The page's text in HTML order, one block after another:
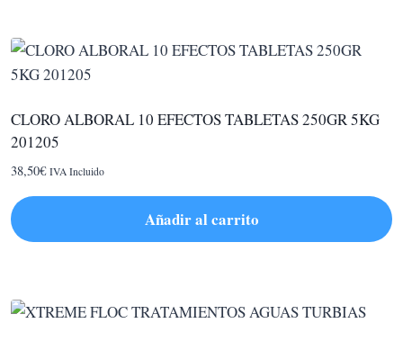
CLORO ALBORAL 10 EFECTOS TABLETAS 250GR 5KG
201205
38,50€ IVA Incluido
Añadir al carrito